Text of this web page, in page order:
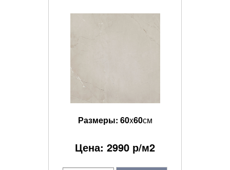
Размеры: 60x60см
Цена: 2990 р/м2